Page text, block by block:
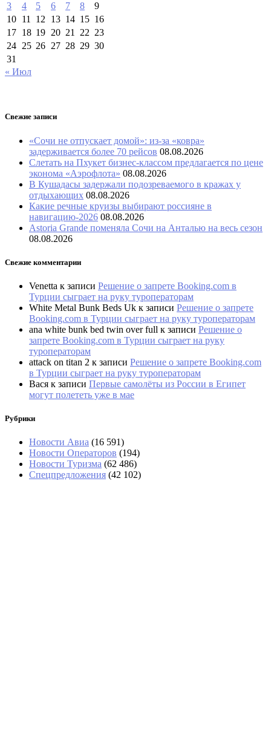
3
4 5 6 7 8
9
10 11 12 13 14 15 16
17 18 19 20 21 22 23
24 25 26 27 28 29 30
31
« Июл
Свежие записи
«Сочи не отпускает домой»: из-за «ковра»
задерживается более 70 рейсов 08.08.2026
Слетать на Пхукет бизнес-классом предлагается по цене
эконома «Аэрофлота» 08.08.2026
В Кушадасы задержали подозреваемого в кражах у
отдыхающих 08.08.2026
Какие речные круизы выбирают россияне в
навигацию-2026 08.08.2026
Astoria Grande поменяла Сочи на Анталью на весь сезон
08.08.2026
Свежие комментарии
Venetta к записи Решение о запрете Booking.com в
Турции сыграет на руку туроператорам
White Metal Bunk Beds Uk к записи Решение о запрете
Booking.com в Турции сыграет на руку туроператорам
ana white bunk bed twin over full к записи Решение о
запрете Booking.com в Турции сыграет на руку
туроператорам
attack on titan 2 к записи Решение о запрете Booking.com
в Турции сыграет на руку туроператорам
Вася к записи Первые самолёты из России в Египет
могут полететь уже в мае
Рубрики
Новости Авиа (16 591)
Новости Операторов (194)
Новости Туризма (62 486)
Спецпредложения (42 102)